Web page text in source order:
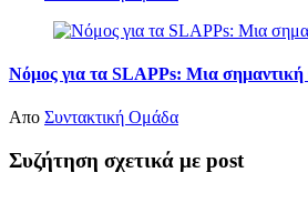
Νόμος για τα SLAPPs: Μια σημαντική
Απο Συντακτική Ομάδα
Συζήτηση σχετικά με post